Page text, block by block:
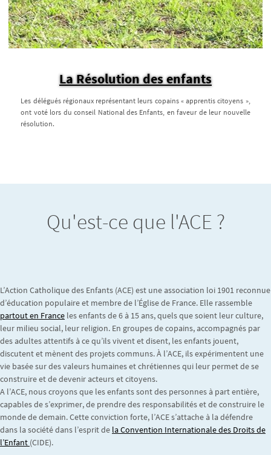
La Résolution des enfants
Les délégués régionaux représentant leurs copains « apprentis citoyens »,
ont voté lors du conseil National des Enfants, en faveur de leur nouvelle
résolution.
Qu'est-ce que l'ACE ?
L’Action Catholique des Enfants (ACE) est une association loi 1901 reconnue
d’éducation populaire et membre de l’Église de France. Elle rassemble
partout en France les enfants de 6 à 15 ans, quels que soient leur culture,
leur milieu social, leur religion. En groupes de copains, accompagnés par
des adultes attentifs à ce qu’ils vivent et disent, les enfants jouent,
discutent et mènent des projets communs. À l’ACE, ils expérimentent une
vie basée sur des valeurs humaines et chrétiennes qui leur permet de se
construire et de devenir acteurs et citoyens.
A l’ACE, nous croyons que les enfants sont des personnes à part entière,
capables de s’exprimer, de prendre des responsabilités et de construire le
monde de demain. Cette conviction forte, l’ACE s’attache à la défendre
dans la société dans l’esprit de la Convention Internationale des Droits de
l’Enfant (CIDE).